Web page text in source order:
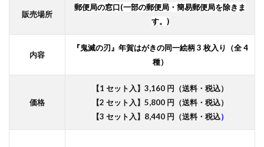
販売場所
郵便局の窓口(一部の郵便局・簡易郵便局を除きま
す。)
内容
『鬼滅の刃』年賀はがきの同一絵柄 3 枚入り（全 4
種）
価格
【1 セット入】3,160 円（送料・税込）
【2 セット入】5,800 円（送料・税込）
【3 セット入】8,440 円（送料・税込）